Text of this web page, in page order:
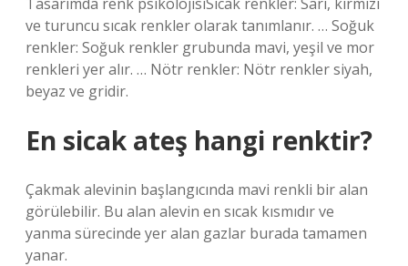
ve turuncu sıcak renkler olarak tanımlanır. … Soğuk
renkler: Soğuk renkler grubunda mavi, yeşil ve mor
renkleri yer alır. … Nötr renkler: Nötr renkler siyah,
beyaz ve gridir.
En sicak ateş hangi renktir?
Çakmak alevinin başlangıcında mavi renkli bir alan
görülebilir. Bu alan alevin en sıcak kısmıdır ve
yanma sürecinde yer alan gazlar burada tamamen
yanar.